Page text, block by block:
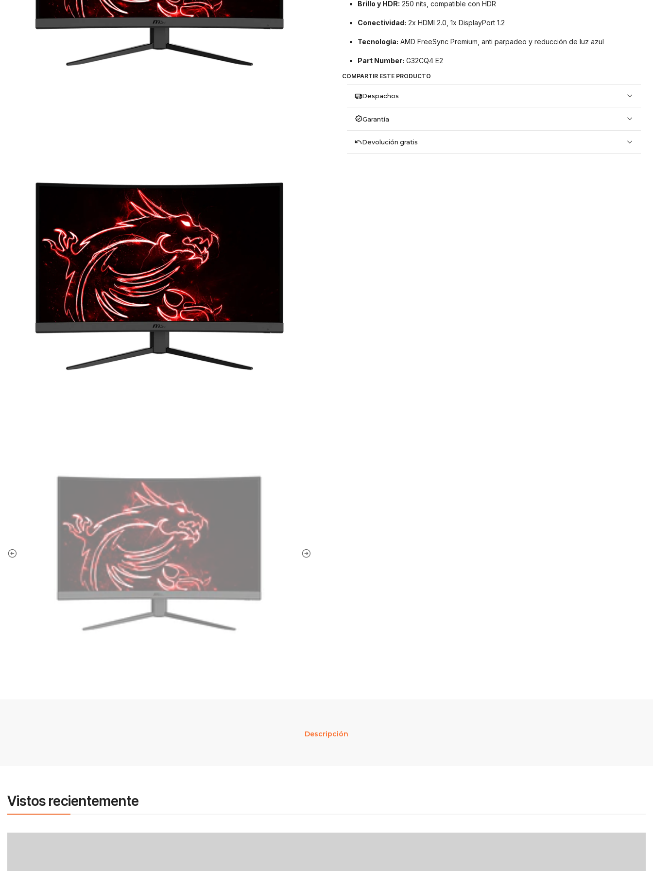
Brillo y HDR: 250 nits, compatible con HDR
Conectividad: 2x HDMI 2.0, 1x DisplayPort 1.2
Tecnología: AMD FreeSync Premium, anti parpadeo y reducción de luz azul
Part Number: G32CQ4 E2
COMPARTIR ESTE PRODUCTO
Despachos
Garantía
Devolución gratis
Descripción
Vistos recientemente